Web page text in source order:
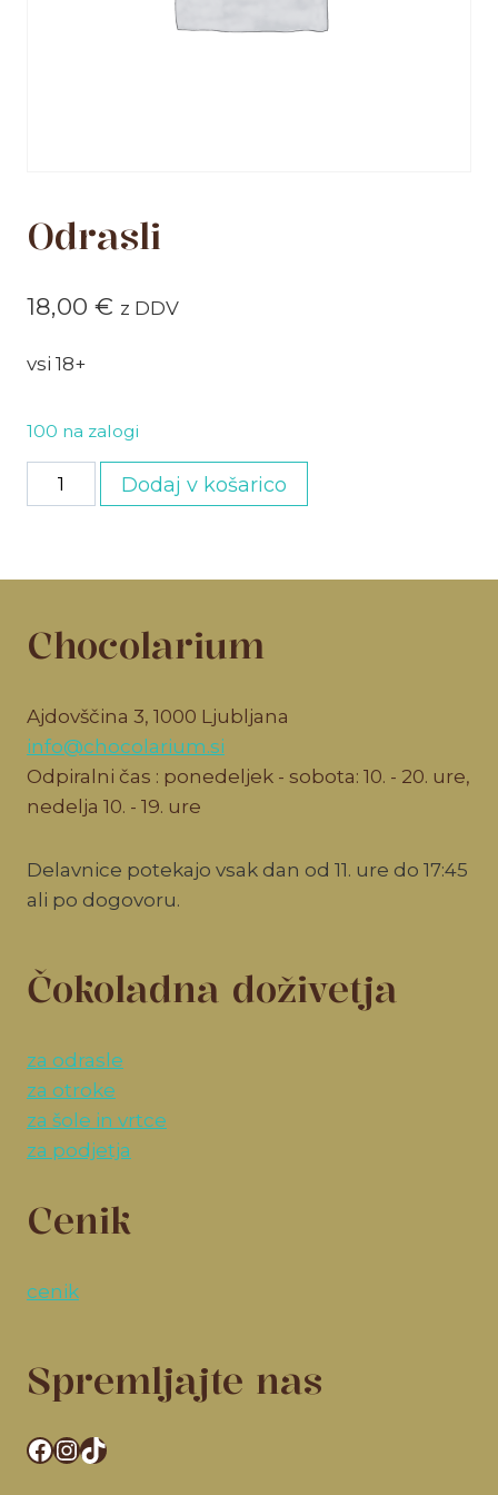
Odrasli
18,00 € z DDV
vsi 18+
100 na zalogi
Odrasli
količina
Dodaj v košarico
Chocolarium
Ajdovščina 3, 1000 Ljubljana
info@chocolarium.si
Odpiralni čas : ponedeljek - sobota: 10. - 20. ure,
nedelja 10. - 19. ure
Delavnice potekajo vsak dan od 11. ure do 17:45
ali po dogovoru.
Čokoladna doživetja
za odrasle
za otroke
za šole in vrtce
za podjetja
Cenik
cenik
Spremljajte nas
Facebook
Instagram
TikTok